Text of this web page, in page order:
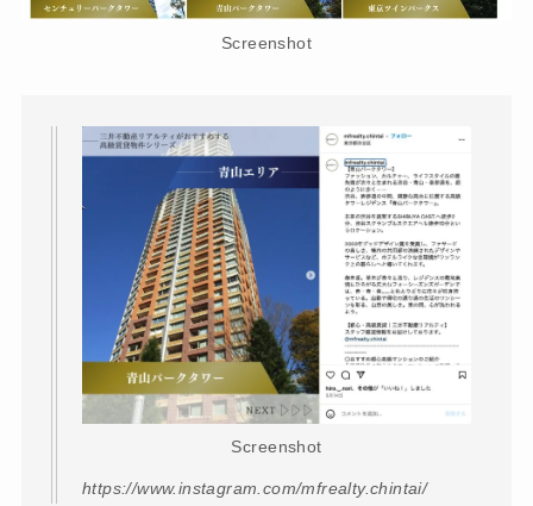
Screenshot
Screenshot
https://www.instagram.com/mfrealty.chintai/